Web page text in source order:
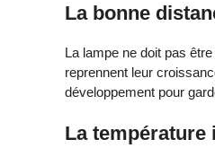
La bonne
La lampe ne doit pas
reprennent leur
développement pour
La température